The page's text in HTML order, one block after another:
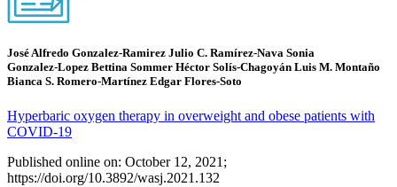
José Alfredo Gonzalez‑Ramirez Julio C. Ramírez‑Nava Sonia
Gonzalez‑Lopez Bettina Sommer Héctor Solís‑Chagoyán Luis M. Montaño
Bianca S. Romero‑Martínez Edgar Flores‑Soto
Hyperbaric oxygen therapy in overweight and obese patients with
COVID‑19
Published online on: October 12, 2021;
https://doi.org/10.3892/wasj.2021.132